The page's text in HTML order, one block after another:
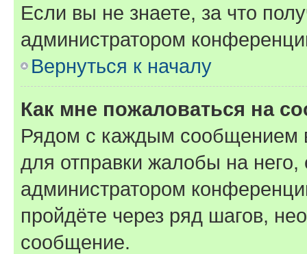
Если вы не знаете, за что
администратором
Вернуться к началу
Как мне пожаловаться на
Рядом с каждым сообщением
для отправки жалобы на
администратором
пройдёте через ряд шагов,
сообщение.